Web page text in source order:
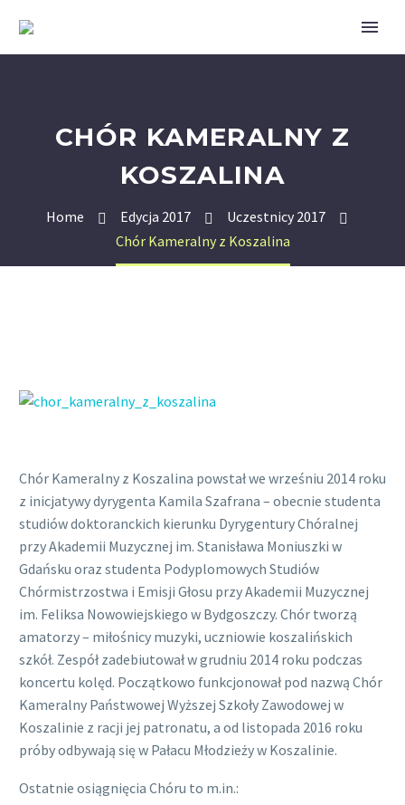
CHÓR KAMERALNY Z
KOSZALINA
Home Edycja 2017
Uczestnicy 2017
Chór Kameralny z Koszalina
Chór Kameralny z Koszalina powstał we wrześniu 2014 roku
z inicjatywy dyrygenta Kamila Szafrana – obecnie studenta
studiów doktoranckich kierunku Dyrygentury Chóralnej
przy Akademii Muzycznej im. Stanisława Moniuszki w
Gdańsku oraz studenta Podyplomowych Studiów
Chórmistrzostwa i Emisji Głosu przy Akademii Muzycznej
im. Feliksa Nowowiejskiego w Bydgoszczy. Chór tworzą
amatorzy – miłośnicy muzyki, uczniowie koszalińskich
szkół. Zespół zadebiutował w grudniu 2014 roku podczas
koncertu kolęd. Początkowo funkcjonował pod nazwą Chór
Kameralny Państwowej Wyższej Szkoły Zawodowej w
Koszalinie z racji jej patronatu, a od listopada 2016 roku
próby odbywają się w Pałacu Młodzieży w Koszalinie.
Ostatnie osiągnięcia Chóru to m.in.: